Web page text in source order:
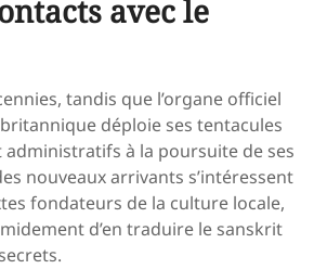
avec le
tandis que l’organe officiel
déploie ses tentacules
à la poursuite de ses
nouveaux arrivants s’intéressent
fondateurs de la culture locale,
d’en traduire le sanskrit